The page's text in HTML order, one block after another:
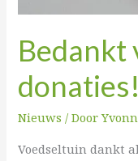
Bedankt
donaties!
Nieuws / Door
Voedseltuin dankt